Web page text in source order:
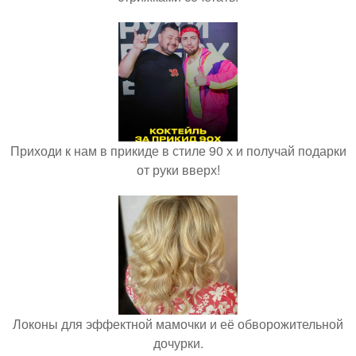
Приходи к нам в прикиде в стиле 90 х и получай подарки
от руки вверх!
Локоны для эффектной мамочки и её обворожительной
дочурки.